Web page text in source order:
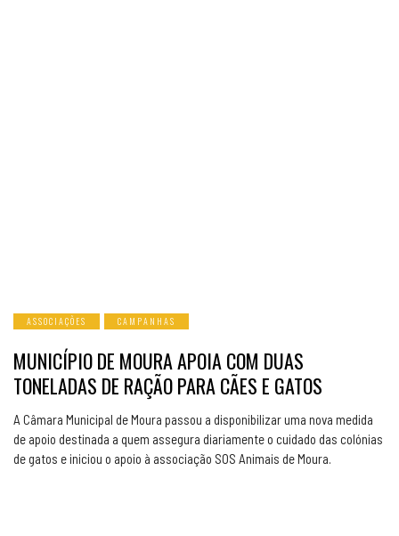
ASSOCIAÇÕES CAMPANHAS
MUNICÍPIO DE MOURA APOIA COM DUAS
TONELADAS DE RAÇÃO PARA CÃES E GATOS
A Câmara Municipal de Moura passou a disponibilizar uma nova medida
de apoio destinada a quem assegura diariamente o cuidado das colónias
de gatos e iniciou o apoio à associação SOS Animais de Moura.